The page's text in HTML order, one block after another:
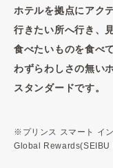
ホテルを拠点にアク
行きたい所へ行き、
食べたいものを食べ
わずらわしさの無い
スタンダードです。
※プリンス スマート イ
Global Rewards(SEIBU